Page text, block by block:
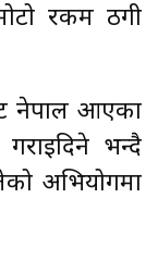
रकम ठगी
नेपाल आएका
भन्दै
अभियोगमा